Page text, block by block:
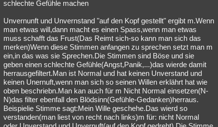
schlechte Gefühle machen
Unvernunft und Unvernstand "auf den Kopf gestellt" ergibt m.Wenn
man etwas will,dann macht es einen Spass,wenn man etwas
muss schafft das Frust(Das Reimt sich-so kann man sich das
merken)Wenn diese Stimmen anfangen zu sprechen setzt man m
ein,in das was sie Sprechen.Die Stimmen sind Böse und sie
geben einen schlechte Gefühle(Angst,Panik,...)das wierde damit
herrausgefiltert.Man ist Normal und hat keinen Unverstand und
keinen Unernuft,wenn man sich so seinen Willen erklährt hat wie
oben beschriebn.Man kan auch für m Nicht Normal einsetzen(N-
N)das filter ebenfall den Blödsinn(Gefühle-Gedanken)herraus.
Beispielie Stimme sagt:Mein Wille geschehe.Das wierd so
verstanden(man liest von recht nach links)m für: nicht Normal